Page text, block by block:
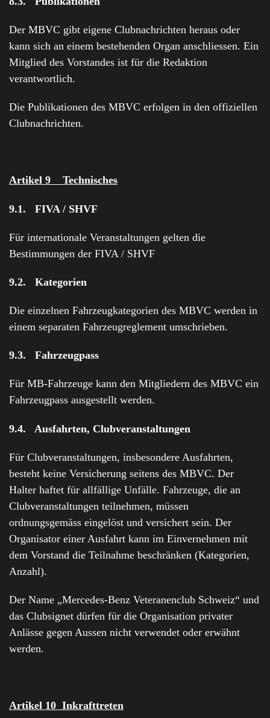
Der MBVC gibt eigene Clubnachrichten heraus oder
kann sich an einem bestehenden Organ anschliessen. Ein
Mitglied des Vorstandes ist für die Redaktion
verantwortlich.
Die Publikationen des MBVC erfolgen in den offiziellen
Clubnachrichten.
Artikel 9 Technisches
9.1. FIVA / SHVF
Für internationale Veranstaltungen gelten die
Bestimmungen der FIVA / SHVF
9.2. Kategorien
Die einzelnen Fahrzeugkategorien des MBVC werden in
einem separaten Fahrzeugreglement umschrieben.
9.3. Fahrzeugpass
Für MB-Fahrzeuge kann den Mitgliedern des MBVC ein
Fahrzeugpass ausgestellt werden.
9.4. Ausfahrten, Clubveranstaltungen
Für Clubveranstaltungen, insbesondere Ausfahrten,
besteht keine Versicherung seitens des MBVC. Der
Halter haftet für allfällige Unfälle. Fahrzeuge, die an
Clubveranstaltungen teilnehmen, müssen
ordnungsgemäss eingelöst und versichert sein. Der
Organisator einer Ausfahrt kann im Einvernehmen mit
dem Vorstand die Teilnahme beschränken (Kategorien,
Anzahl).
Der Name „Mercedes-Benz Veteranenclub Schweiz“ und
das Clubsignet dürfen für die Organisation privater
Anlässe gegen Aussen nicht verwendet oder erwähnt
werden.
Artikel 10 Inkrafttreten